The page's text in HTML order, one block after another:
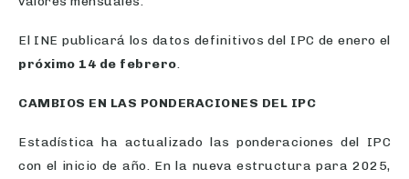
próximo 14 de febrero.
con el inicio de año. En la nueva estructura para 2025,
los grupos que ganan un mayor peso son los de